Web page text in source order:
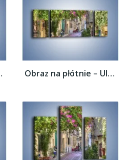
Obraz na płótnie – Uliczka w historycznej...